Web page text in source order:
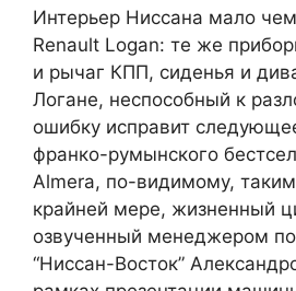
Интерьер Ниссана мало
Renault Logan: те же
и рычаг КПП, сиденья и
Логане, неспособный к
ошибку исправит
франко-румынского
Almera, по-видимому,
крайней мере, жизненный
озвученный менеджером
“Ниссан-Восток”